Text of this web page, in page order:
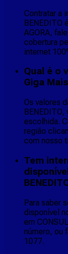
Contratar a
BENEDITO
AGORA,
cobertura
internet
Qual é o
Giga
Os valores
escolhida.
região
com nosso
Tem
Para saber
disponível
em
número, ou
1077.